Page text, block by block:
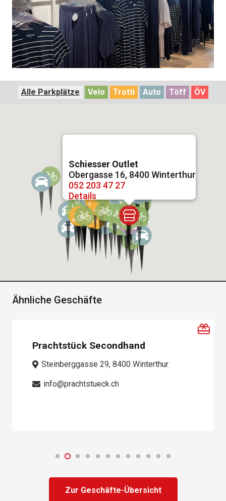
Alle Parkplätze Velo Trotti Auto Töff ÖV
Schiesser Outlet
Obergasse 16, 8400 Winterthur
052 203 47 27
Details
Ähnliche Geschäfte
Prachtstück Secondhand
Steinberggasse 29, 8400 Winterthur
info@prachtstueck.ch
Zur Geschäfte-Übersicht